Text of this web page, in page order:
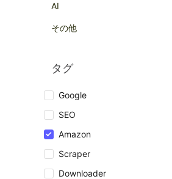
AI
その他
タグ
Google
SEO
Amazon
Scraper
Downloader